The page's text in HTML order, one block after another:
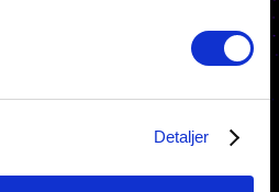
Detaljer